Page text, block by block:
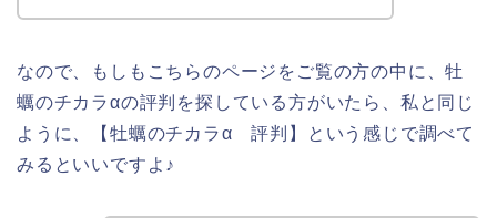
なので、もしもこちらのページをご覧の方の中に、牡
蠣のチカラαの評判を探している方がいたら、私と同じ
ように、【牡蠣のチカラα 評判】という感じで調べて
みるといいですよ♪